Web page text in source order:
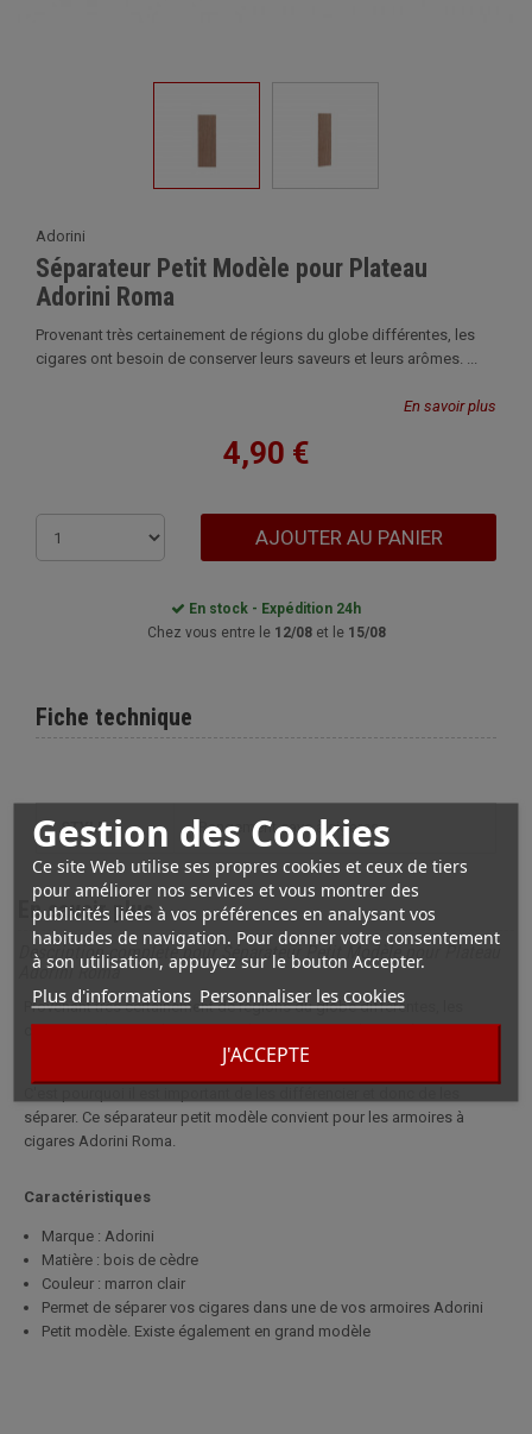
Gestion des Cookies
Ce site Web utilise ses propres cookies et ceux de tiers
pour améliorer nos services et vous montrer des
publicités liées à vos préférences en analysant vos
habitudes de navigation. Pour donner votre consentement
à son utilisation, appuyez sur le bouton Accepter.
Plus d'informations Personnaliser les cookies
J'ACCEPTE
Adorini
Séparateur Petit Modèle pour Plateau
Adorini Roma
Provenant très certainement de régions du globe différentes, les
cigares ont besoin de conserver leurs saveurs et leurs arômes. ...
En savoir plus
4,90 €
AJOUTER AU PANIER
En stock - Expédition 24h
Chez vous entre le 12/08et le 15/08
Fiche technique
STYLE rangement cave à cigares
En savoir plus
Description complète pour Séparateur Petit Modèle pour Plateau
Adorini Roma
Provenant très certainement de régions du globe différentes, les
cigares ont besoin de conserver leurs saveurs et leurs arômes.
séparer. Ce séparateur petit modèle convient pour les armoires à
cigares Adorini Roma.
Caractéristiques
Marque : Adorini
Matière : bois de cèdre
Couleur : marron clair
Permet de séparer vos cigares dans une de vos armoires Adorini
Petit modèle. Existe également en grand modèle